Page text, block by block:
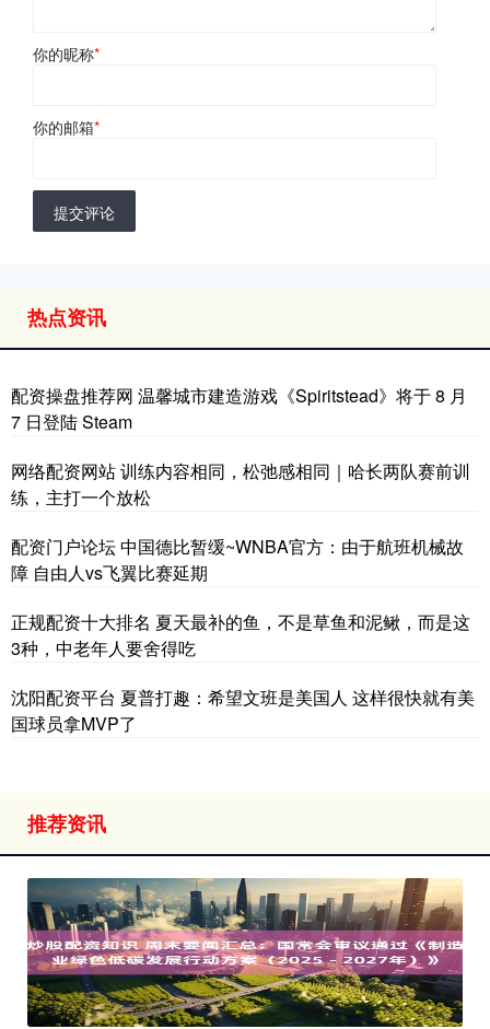
你的昵称*
你的邮箱*
提交评论
热点资讯
配资操盘推荐网 温馨城市建造游戏《Spiritstead》将于 8 月
7 日登陆 Steam
网络配资网站 训练内容相同，松弛感相同｜哈长两队赛前训
练，主打一个放松
配资门户论坛 中国德比暂缓~WNBA官方：由于航班机械故
障 自由人vs飞翼比赛延期
正规配资十大排名 夏天最补的鱼，不是草鱼和泥鳅，而是这
3种，中老年人要舍得吃
沈阳配资平台 夏普打趣：希望文班是美国人 这样很快就有美
国球员拿MVP了
推荐资讯